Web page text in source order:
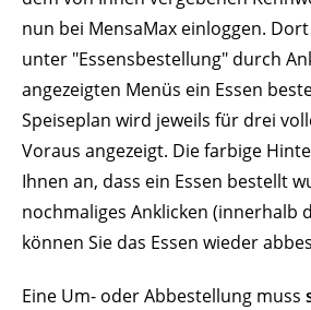
nun bei MensaMax einloggen.
unter "Essensbestellung" durch
angezeigten Menüs ein Essen
Speiseplan wird jeweils für drei
Voraus angezeigt. Die farbige
Ihnen an, dass ein Essen bestellt
nochmaliges Anklicken (innerhalb
können Sie das Essen wieder
Eine Um- oder Abbestellung muss